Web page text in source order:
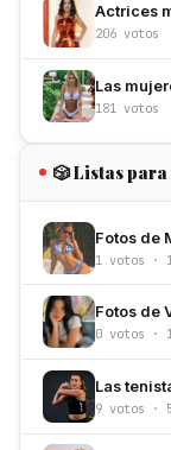
Actrices
206 votos
Las
181 votos
🎲 Listas
Fotos de
1 votos ·
Fotos de
0 votos ·
Las
9 votos ·